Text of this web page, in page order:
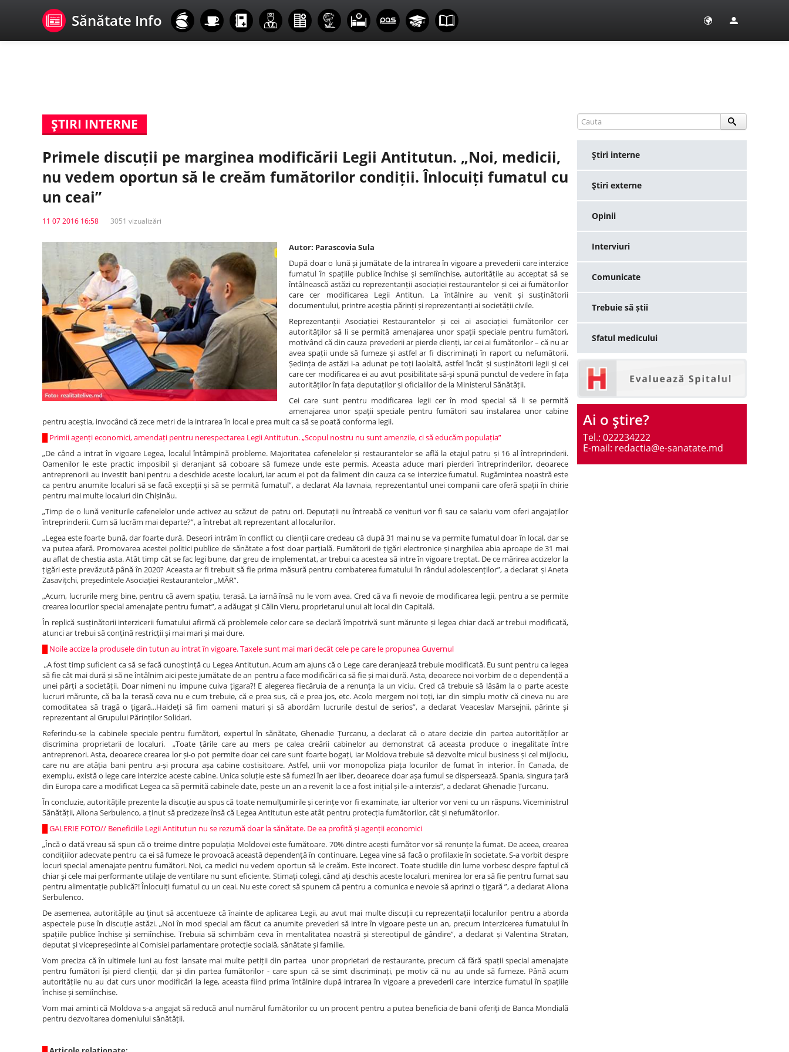
Sănătate Info
ŞTIRI INTERNE
Primele discuții pe marginea modificării Legii Antitutun. „Noi, medicii,
nu vedem oportun să le creăm fumătorilor condiții. Înlocuiți fumatul cu
un ceai”
11 07 2016 16:58 3051 vizualizări
Autor: Parascovia Sula
După doar o lună și jumătate de la intrarea în vigoare a prevederii care interzice
fumatul în spațiile publice închise și semiînchise, autoritățile au acceptat să se
întâlnească astăzi cu reprezentanții asociației restaurantelor și cei ai fumătorilor
care cer modificarea Legii Antitun. La întâlnire au venit și susținătorii
documentului, printre aceștia părinți și reprezentanți ai societății civile.
Reprezentanții Asociației Restaurantelor și cei ai asociației fumătorilor cer
autorităților să li se permită amenajarea unor spații speciale pentru fumători,
motivând că din cauza prevederii ar pierde clienți, iar cei ai fumătorilor – că nu ar
avea spații unde să fumeze și astfel ar fi discriminați în raport cu nefumătorii.
Ședința de astăzi i-a adunat pe toți laolaltă, astfel încât și susținătorii legii și cei
care cer modificarea ei au avut posibilitate să-și spună punctul de vedere în fața
autorităților în fața deputaților și oficialilor de la Ministerul Sănătății.
Cei care sunt pentru modificarea legii cer în mod special să li se permită
amenajarea unor spații speciale pentru fumători sau instalarea unor cabine
pentru aceștia, invocând că zece metri de la intrarea în local e prea mult ca să se poată conforma legii.
Primii agenți economici, amendați pentru nerespectarea Legii Antitutun. „Scopul nostru nu sunt amenzile, ci să educăm populația”
„De când a intrat în vigoare Legea, localul întâmpină probleme. Majoritatea cafenelelor și restaurantelor se află la etajul patru și 16 al întreprinderii.
Oamenilor le este practic imposibil și deranjant să coboare să fumeze unde este permis. Aceasta aduce mari pierderi întreprinderilor, deoarece
antreprenorii au investit bani pentru a deschide aceste localuri, iar acum ei pot da faliment din cauza ca se interzice fumatul. Rugămintea noastră este
ca pentru anumite localuri să se facă excepții și să se permită fumatul”, a declarat Ala Iavnaia, reprezentantul unei companii care oferă spații în chirie
pentru mai multe localuri din Chișinău.
„Timp de o lună veniturile cafenelelor unde activez au scăzut de patru ori. Deputații nu întreabă ce venituri vor fi sau ce salariu vom oferi angajaților
întreprinderii. Cum să lucrăm mai departe?”, a întrebat alt reprezentant al localurilor.
„Legea este foarte bună, dar foarte dură. Deseori intrăm în conflict cu clienții care credeau că după 31 mai nu se va permite fumatul doar în local, dar se
va putea afară. Promovarea acestei politici publice de sănătate a fost doar parțială. Fumătorii de țigări electronice și narghilea abia aproape de 31 mai
au aflat de chestia asta. Atât timp cât se fac legi bune, dar greu de implementat, ar trebui ca acestea să intre în vigoare treptat. De ce mărirea accizelor la
țigări este prevăzută până în 2020? Aceasta ar fi trebuit să fie prima măsură pentru combaterea fumatului în rândul adolescenților”, a declarat și Aneta
Zasavițchi, președintele Asociației Restaurantelor „MĂR”.
„Acum, lucrurile merg bine, pentru că avem spațiu, terasă. La iarnă însă nu le vom avea. Cred că va fi nevoie de modificarea legii, pentru a se permite
crearea locurilor special amenajate pentru fumat”, a adăugat și Călin Vieru, proprietarul unui alt local din Capitală.
În replică susținătorii interzicerii fumatului afirmă că problemele celor care se declară împotrivă sunt mărunte și legea chiar dacă ar trebui modificată,
atunci ar trebui să conțină restricții și mai mari și mai dure.
Noile accize la produsele din tutun au intrat în vigoare. Taxele sunt mai mari decât cele pe care le propunea Guvernul
„A fost timp suficient ca să se facă cunoștință cu Legea Antitutun. Acum am ajuns că o Lege care deranjează trebuie modificată. Eu sunt pentru ca legea
să fie cât mai dură și să ne întâlnim aici peste jumătate de an pentru a face modificări ca să fie și mai dură. Asta, deoarece noi vorbim de o dependență a
unei părți a societății. Doar nimeni nu impune cuiva țigara?! E alegerea fiecăruia de a renunța la un viciu. Cred că trebuie să lăsăm la o parte aceste
lucruri mărunte, că ba la terasă ceva nu e cum trebuie, că e prea sus, că e prea jos, etc. Acolo mergem noi toți, iar din simplu motiv că cineva nu are
comoditatea să tragă o țigară...Haideți să fim oameni maturi și să abordăm lucrurile destul de serios”, a declarat Veaceslav Marsejnii, părinte și
reprezentant al Grupului Părinților Solidari.
Referindu-se la cabinele speciale pentru fumători, expertul în sănătate, Ghenadie Țurcanu, a declarat că o atare decizie din partea autorităților ar
discrimina proprietarii de localuri. „Toate țările care au mers pe calea creării cabinelor au demonstrat că aceasta produce o inegalitate între
antreprenori. Asta, deoarece crearea lor și-o pot permite doar cei care sunt foarte bogați, iar Moldova trebuie să dezvolte micul business și cel mijlociu,
care nu are atâția bani pentru a-și procura așa cabine costisitoare. Astfel, unii vor monopoliza piața locurilor de fumat în interior. În Canada, de
exemplu, există o lege care interzice aceste cabine. Unica soluție este să fumezi în aer liber, deoarece doar așa fumul se dispersează. Spania, singura țară
din Europa care a modificat Legea ca să permită cabinele date, peste un an a revenit la ce a fost inițial și le-a interzis”, a declarat Ghenadie Țurcanu.
În concluzie, autoritățile prezente la discuție au spus că toate nemulțumirile și cerințe vor fi examinate, iar ulterior vor veni cu un răspuns. Viceministrul
Sănătății, Aliona Serbulenco, a ținut să precizeze însă că Legea Antitutun este atât pentru protecția fumătorilor, cât și nefumătorilor.
GALERIE FOTO// Beneficiile Legii Antitutun nu se rezumă doar la sănătate. De ea profită și agenții economici
„Încă o dată vreau să spun că o treime dintre populația Moldovei este fumătoare. 70% dintre acești fumător vor să renunțe la fumat. De aceea, crearea
condițiilor adecvate pentru ca ei să fumeze le provoacă această dependență în continuare. Legea vine să facă o profilaxie în societate. S-a vorbit despre
locuri special amenajate pentru fumători. Noi, ca medici nu vedem oportun să le creăm. Este incorect. Toate studiile din lume vorbesc despre faptul că
chiar și cele mai performante utilaje de ventilare nu sunt eficiente. Stimați colegi, când ați deschis aceste localuri, menirea lor era să fie pentru fumat sau
pentru alimentație publică?! Înlocuiți fumatul cu un ceai. Nu este corect să spunem că pentru a comunica e nevoie să aprinzi o țigară ”, a declarat Aliona
Serbulenco.
De asemenea, autoritățile au ținut să accentueze că înainte de aplicarea Legii, au avut mai multe discuții cu reprezentații localurilor pentru a aborda
aspectele puse în discuție astăzi. „Noi în mod special am făcut ca anumite prevederi să intre în vigoare peste un an, precum interzicerea fumatului în
spațiile publice închise și semiînchise. Trebuia să schimbăm ceva în mentalitatea noastră și stereotipul de gândire”, a declarat și Valentina Stratan,
deputat și vicepreședinte al Comisiei parlamentare protecție socială, sănătate și familie.
Vom preciza că în ultimele luni au fost lansate mai multe petiții din partea unor proprietari de restaurante, precum că fără spații special amenajate
pentru fumători își pierd clienții, dar și din partea fumătorilor - care spun că se simt discriminați, pe motiv că nu au unde să fumeze. Până acum
autoritățile nu au dat curs unor modificări la lege, aceasta fiind prima întâlnire după intrarea în vigoare a prevederii care interzice fumatul în spațiile
închise și semiînchise.
Vom mai aminti că Moldova s-a angajat să reducă anul numărul fumătorilor cu un procent pentru a putea beneficia de banii oferiți de Banca Mondială
pentru dezvoltarea domeniului sănătății.
Ştiri interne
Ştiri externe
Opinii
Interviuri
Comunicate
Trebuie să știi
Sfatul medicului
Ai o ştire?
Tel.: 022234222
E-mail: redactia@e-sanatate.md